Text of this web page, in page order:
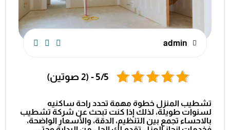
admin
5/5 - (2 صوتين)
تشطيب المنزل خطوة مهمة تحدد راحة ساكنيه
لسنوات طويلة، لذلك إذا كنت تبحث عن شركة تشطيب
بالاحساء تجمع بين التنظيم، الدقة، والأسعار الواضحة،